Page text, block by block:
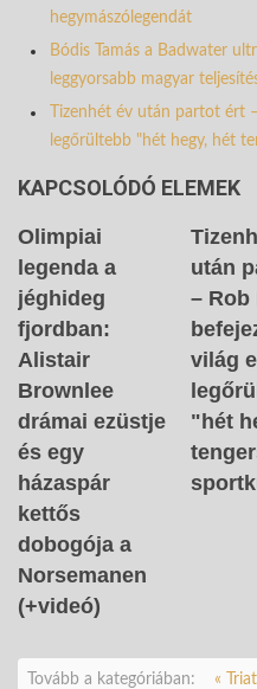
hegymászólegendát
Bódis Tamás a Badwater
leggyorsabb magyar
Tizenhét év után partot ért
legőrültebb "hét hegy, hét
KAPCSOLÓDÓ ELEMEK
Olimpiai
legenda a
jéghideg
fjordban:
Alistair
Brownlee
drámai ezüstje
és egy
házaspár
kettős
dobogója a
Norsemanen
(+videó)
után
– Rob
világ
"hét
Tovább a kategóriában:
«